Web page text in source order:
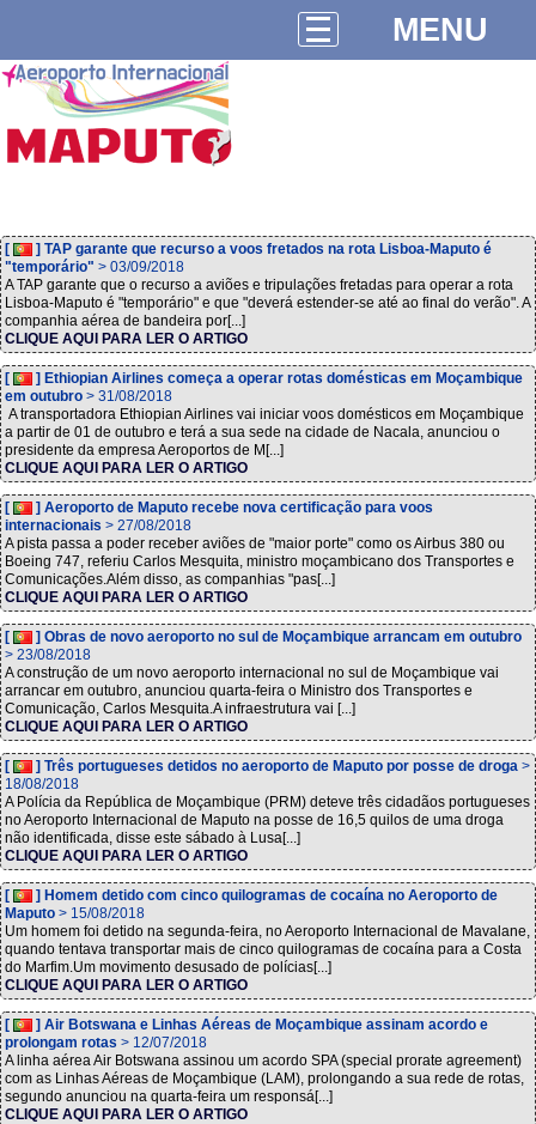
MENU
[
] TAP garante que recurso a voos fretados na rota Lisboa-Maputo é
"temporário" > 03/09/2018
A TAP garante que o recurso a aviões e tripulações fretadas para operar a rota
Lisboa-Maputo é "temporário" e que "deverá estender-se até ao final do verão". A
companhia aérea de bandeira por[...]
CLIQUE AQUI PARA LER O ARTIGO
[
] Ethiopian Airlines começa a operar rotas domésticas em Moçambique
em outubro > 31/08/2018
A transportadora Ethiopian Airlines vai iniciar voos domésticos em Moçambique
a partir de 01 de outubro e terá a sua sede na cidade de Nacala, anunciou o
presidente da empresa Aeroportos de M[...]
CLIQUE AQUI PARA LER O ARTIGO
[
] Aeroporto de Maputo recebe nova certificação para voos
internacionais > 27/08/2018
A pista passa a poder receber aviões de "maior porte" como os Airbus 380 ou
Boeing 747, referiu Carlos Mesquita, ministro moçambicano dos Transportes e
Comunicações.Além disso, as companhias "pas[...]
CLIQUE AQUI PARA LER O ARTIGO
[
] Obras de novo aeroporto no sul de Moçambique arrancam em outubro
> 23/08/2018
A construção de um novo aeroporto internacional no sul de Moçambique vai
arrancar em outubro, anunciou quarta-feira o Ministro dos Transportes e
Comunicação, Carlos Mesquita.A infraestrutura vai [...]
CLIQUE AQUI PARA LER O ARTIGO
[ ] Três portugueses detidos no aeroporto de Maputo por posse de droga >
18/08/2018
A Polícia da República de Moçambique (PRM) deteve três cidadãos portugueses
no Aeroporto Internacional de Maputo na posse de 16,5 quilos de uma droga
não identificada, disse este sábado à Lusa[...]
CLIQUE AQUI PARA LER O ARTIGO
[
] Homem detido com cinco quilogramas de cocaína no Aeroporto de
Maputo > 15/08/2018
Um homem foi detido na segunda-feira, no Aeroporto Internacional de Mavalane,
quando tentava transportar mais de cinco quilogramas de cocaína para a Costa
do Marfim.Um movimento desusado de polícias[...]
CLIQUE AQUI PARA LER O ARTIGO
[
] Air Botswana e Linhas Aéreas de Moçambique assinam acordo e
prolongam rotas > 12/07/2018
A linha aérea Air Botswana assinou um acordo SPA (special prorate agreement)
com as Linhas Aéreas de Moçambique (LAM), prolongando a sua rede de rotas,
segundo anunciou na quarta-feira um responsá[...]
CLIQUE AQUI PARA LER O ARTIGO